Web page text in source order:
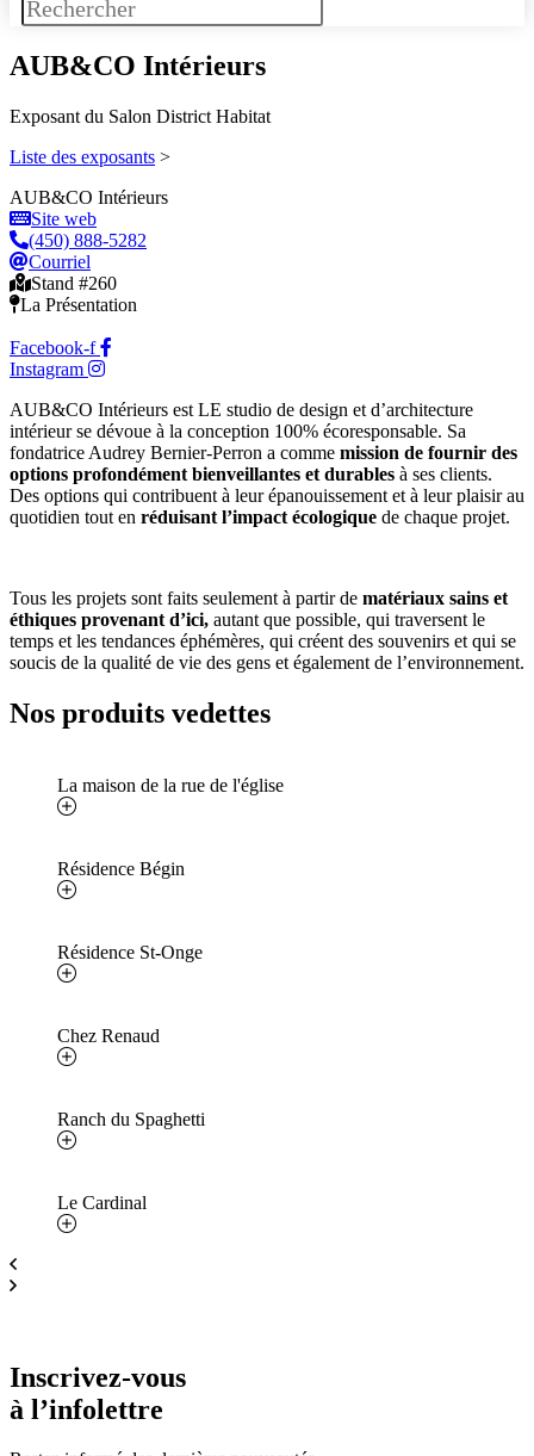
AUB&CO Intérieurs
Exposant du Salon District Habitat
Liste des exposants >
AUB&CO Intérieurs
Site web
(450) 888-5282
Courriel
Stand #260
La Présentation
Facebook-f
Instagram
AUB&CO Intérieurs est LE studio de design et d’architecture
intérieur se dévoue à la conception 100% écoresponsable. Sa
fondatrice Audrey Bernier-Perron a comme mission de fournir des
options profondément bienveillantes et durables à ses clients.
Des options qui contribuent à leur épanouissement et à leur plaisir au
quotidien tout en réduisant l’impact écologique de chaque projet.
Tous les projets sont faits seulement à partir de matériaux sains et
éthiques provenant d’ici, autant que possible, qui traversent le
temps et les tendances éphémères, qui créent des souvenirs et qui se
soucis de la qualité de vie des gens et également de l’environnement.
Nos produits vedettes
La maison de la rue de l'église
Résidence Bégin
Résidence St-Onge
Chez Renaud
Ranch du Spaghetti
Le Cardinal
Inscrivez-vous
à l’infolettre